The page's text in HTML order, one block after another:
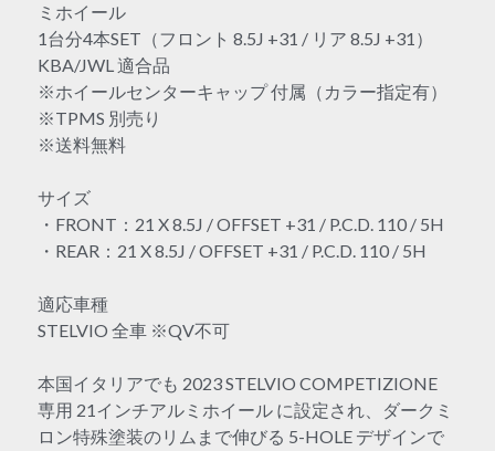
ミホイール
1台分4本SET（フロント 8.5J +31 / リア 8.5J +31）
KBA/JWL 適合品
※ホイールセンターキャップ 付属（カラー指定有）
※TPMS 別売り
※送料無料
サイズ
・FRONT：21 X 8.5J / OFFSET +31 / P.C.D. 110 / 5H
・REAR：21 X 8.5J / OFFSET +31 / P.C.D. 110 / 5H
適応車種
STELVIO 全車 ※QV不可
本国イタリアでも 2023 STELVIO COMPETIZIONE
専用 21インチアルミホイール に設定され、ダークミ
ロン特殊塗装のリムまで伸びる 5-HOLE デザインで